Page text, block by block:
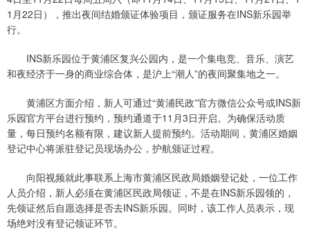
1月22日），推出夜间结婚颁证体验项目，颁证服务在INS新乐园举
行。
INS新乐园位于黄浦区复兴公园内，是一个集电竞、音乐、演艺
和夜经济于一身的商业综合体，是沪上“潮人”的夜间聚集地之一。
黄浦区方面介绍，新人可通过“黄浦民政”官方微信公众号或INS新
乐园官方平台进行预约，预约通道于11月3日开启。为确保活动质
量，每日预约名额有限，建议新人提前预约。活动期间，黄浦区婚姻
登记中心将派驻登记员现场办公，护航颁证过程。
向阳视频就此事联系上海市黄浦区民政局婚姻登记处，一位工作
人员介绍，新人必须在黄浦区民政局领证，不是在INS新乐园领的，
先领证然后自愿选择是否去INS新乐园。同时，该工作人员表示，现
场绝对没有登记领证环节。